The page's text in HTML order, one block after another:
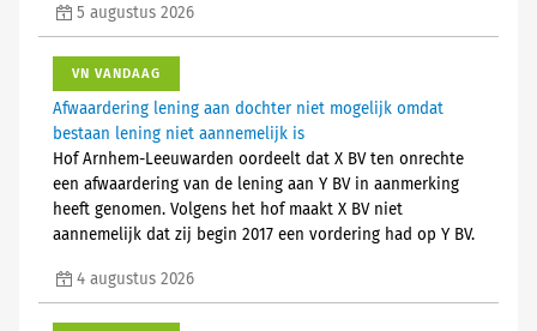
5 augustus 2026
VN VANDAAG
Afwaardering lening aan dochter niet mogelijk omdat
bestaan lening niet aannemelijk is
Hof Arnhem-Leeuwarden oordeelt dat X BV ten onrechte
een afwaardering van de lening aan Y BV in aanmerking
heeft genomen. Volgens het hof maakt X BV niet
aannemelijk dat zij begin 2017 een vordering had op Y BV.
4 augustus 2026